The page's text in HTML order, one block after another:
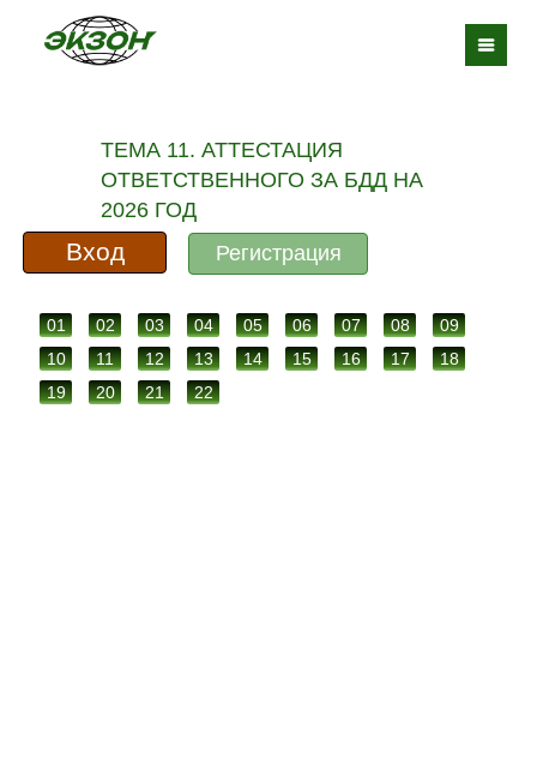
ТЕМА 11. АТТЕСТАЦИЯ
ОТВЕТСТВЕННОГО ЗА БДД НА
2026 ГОД
Вход Регистрация
01 02 03 04 05 06 07 08
09
10
11 12 13 14 15 16 17
18
19
20 21 22